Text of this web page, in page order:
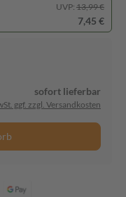
UVP: 13,99 €
7,45 €
sofort lieferbar
ggf. zzgl. Versandkosten